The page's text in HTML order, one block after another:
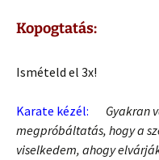
Kopogtatás:
Ismételd el 3x!
Karate kézél:
Gyakran
megpróbáltatás, hogy a
viselkedem, ahogy